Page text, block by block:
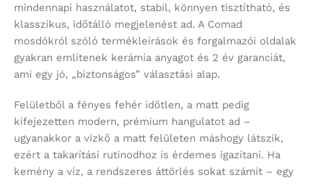
mindennapi használatot, stabil, könnyen tisztítható, és
klasszikus, időtálló megjelenést ad. A Comad
mosdókról szóló termékleírások és forgalmazói oldalak
gyakran említenek kerámia anyagot és 2 év garanciát,
ami egy jó, „biztonságos” választási alap.
Felületből a fényes fehér időtlen, a matt pedig
kifejezetten modern, prémium hangulatot ad –
ugyanakkor a vízkő a matt felületen máshogy látszik,
ezért a takarítási rutinodhoz is érdemes igazítani. Ha
kemény a víz, a rendszeres áttörlés sokat számít – egy